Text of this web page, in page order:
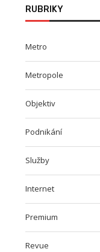
RUBRIKY
Metro
Metropole
Objektiv
Podnikání
Služby
Internet
Premium
Revue